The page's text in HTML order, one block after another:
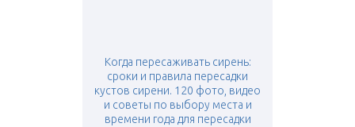
Когда пересаживать сирень:
сроки и правила пересадки
кустов сирени. 120 фото, видео
и советы по выбору места и
времени года для пересадки